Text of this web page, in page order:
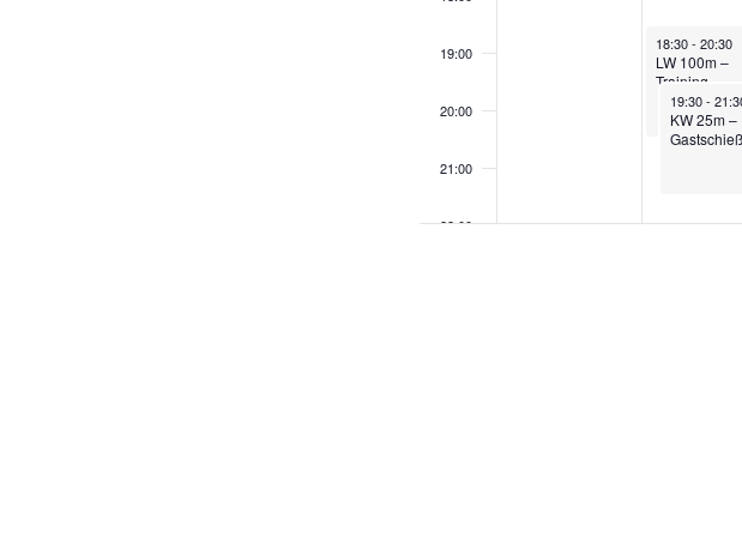
19:00
20:00
21:00
22:00
June 2, 2026
18:30- 20:30
LW 100m –
Training
June 2,
19:30-
KW 25m –